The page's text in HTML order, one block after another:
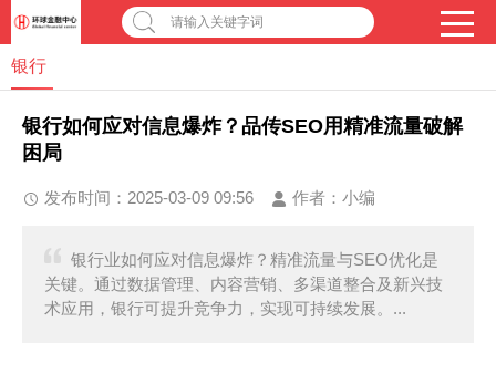
请输入关键字词
银行
银行如何应对信息爆炸？品传SEO用精准流量破解
困局
发布时间：2025-03-09 09:56 作者： 小编
银行业如何应对信息爆炸？精准流量与SEO优化是
关键。通过数据管理、内容营销、多渠道整合及新兴技
术应用，银行可提升竞争力，实现可持续发展。...